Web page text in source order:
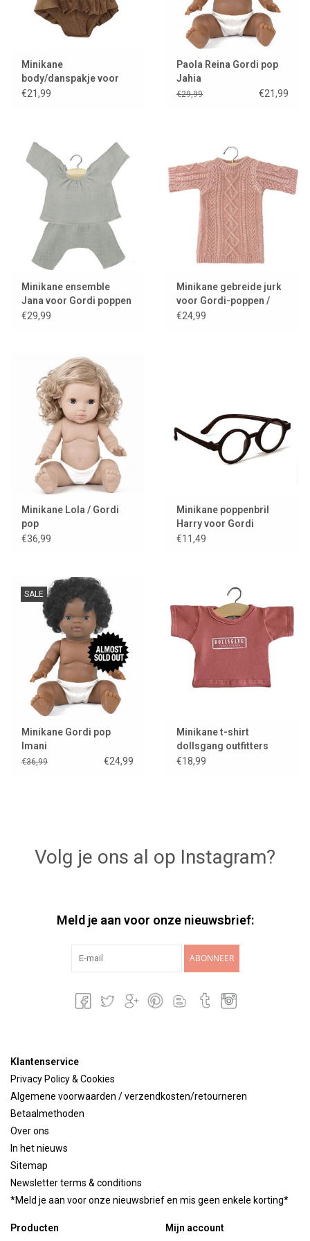
Minikane
body/danspakje voor
Gordi poppen / choco
€21,99
Paola Reina Gordi pop
Jahia
€29,99 €21,99
Minikane ensemble
Jana voor Gordi poppen
€29,99
Minikane gebreide jurk
voor Gordi-poppen /
Robe Lena / roze
€24,99
Minikane Lola / Gordi
pop
€36,99
Minikane poppenbril
Harry voor Gordi
poppen / zwart montuur
€11,49
SALE
Minikane Gordi pop
Imani
€36,99 €24,99
Minikane t-shirt
dollsgang outfitters
voor Gordi poppen
€18,99
Volg je ons al op Instagram?
Meld je aan voor onze nieuwsbrief:
ABONNEER
Klantenservice
Privacy Policy & Cookies
Algemene voorwaarden / verzendkosten/retourneren
Betaalmethoden
Over ons
In het nieuws
Sitemap
Newsletter terms & conditions
*Meld je aan voor onze nieuwsbrief en mis geen enkele korting*
Producten
Mijn account